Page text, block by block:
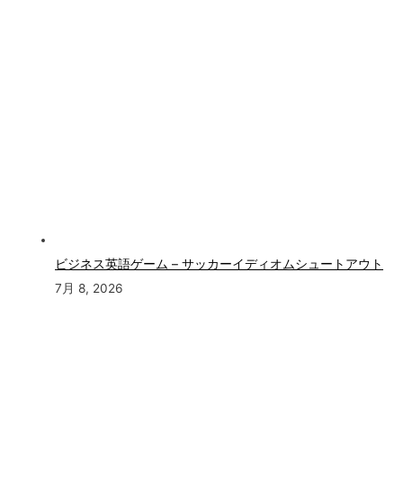
ビジネス英語ゲーム – サッカーイディオムシュートアウト
7月 8, 2026